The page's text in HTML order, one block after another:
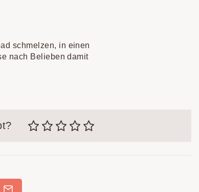
schmelzen, in einen
nach Belieben damit